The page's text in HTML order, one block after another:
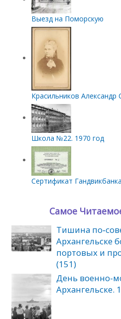
Выезд на Поморскую
Красильников Александр
Школа №22. 1970 год
Сертификат Гандвикбанка
Самое
Тишина
Архангельске
портовых и
(151)
День военно-
Архангельске.